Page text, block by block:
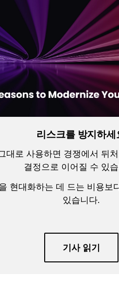
리스크를 방지하세
대로 사용하면 경쟁에서 뒤
결정으로 이어질 수 있
현대화하는 데 드는 비용보
있습니다.
기사 읽기